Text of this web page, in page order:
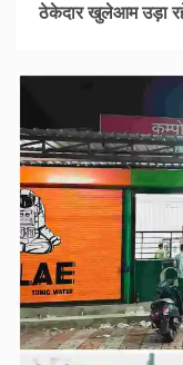
ठेकेदार खुलेआम उड़ा